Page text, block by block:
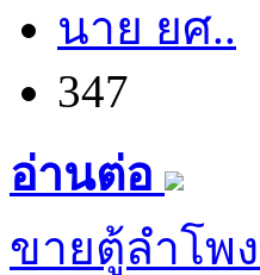
นาย ยศ..
347
อ่านต่อ
ขายตู้ลำโพ